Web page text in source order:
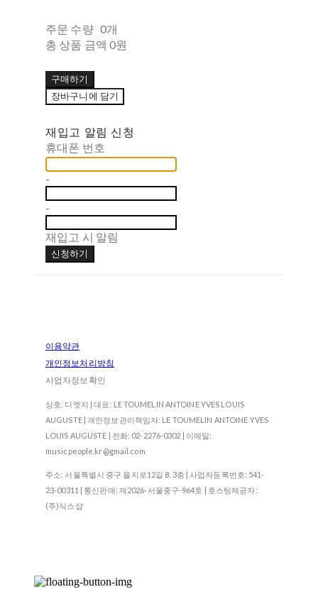
주문 수량 0개
총 상품 금액 0원
구매하기
장바구니에 담기
재입고 알림 신청
휴대폰 번호
-
-
재입고 시 알림
신청하기
이용약관
개인정보처리방침
사업자정보확인
상호: 디엣지 | 대표: LE TOUMELIN ANTOINE YVES LOUIS
AUGUSTE | 개인정보관리책임자: LE TOUMELIN ANTOINE YVES
LOUIS AUGUSTE | 전화: 02-2276-0302 | 이메일:
musicpeople.kr@gmail.com
주소: 서울특별시 중구 을지로12길 8, 3층 | 사업자등록번호: 541-
23-00311 | 통신판매: 제2026-서울중구-964호 | 호스팅제공자:
(주)식스샵